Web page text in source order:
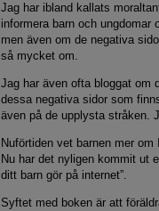
Jag har ibland kallats
informera barn och
men även om de negativa
så mycket om.
Jag har även ofta bloggat om
dessa negativa sidor som
även på de upplysta stråken.
Nuförtiden vet barnen mer
Nu har det nyligen kommit ut
ditt barn gör på internet”.
Syftet med boken är att